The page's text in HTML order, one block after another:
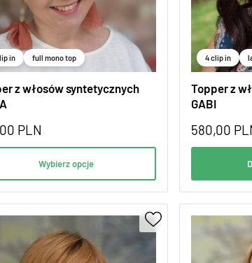
in full mono top
z włosów syntetycznych
PLN
Wybierz opcje
4 clip in
Topper z
GABI
580,00